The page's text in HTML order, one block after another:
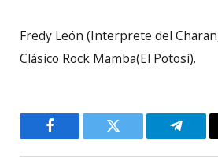
Fredy León (Interprete del
Clásico Rock Mamba(El Potosí).
Facebook Twitter